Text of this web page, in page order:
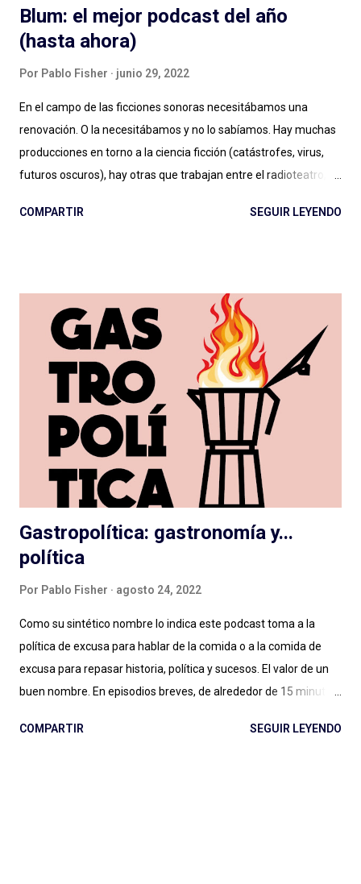
Blum: el mejor podcast del año
(hasta ahora)
Por Pablo Fisher junio 29, 2022
En el campo de las ficciones sonoras necesitábamos una
renovación. O la necesitábamos y no lo sabíamos. Hay muchas
producciones en torno a la ciencia ficción (catástrofes, virus,
futuros oscuros), hay otras que trabajan entre el radioteatro, el
una por una, se puede decir sencillamente que hay dos grandes
dirección de actuaciones e interpretaciones a la altura de
tamaña producción; y las que, con presupuesto o no, deben
cortar lazos aún con el vetusto radioteatro, nos entregan
actuaciones exageradas, guiones flojos y se escuchan desde el
vamos sin dirección clara: como resultado cuesta escucharlas y
pensamos que la ficción no es para nosotrxs ... Algún día
deberemos sentarnos a hablar seriamente del rol de dirección
en el podcast , que vale para cualquier g...
COMPARTIR SEGUIR LEYENDO
Gastropolítica: gastronomía y...
política
Por Pablo Fisher agosto 24, 2022
Como su sintético nombre lo indica este podcast toma a la
política de excusa para hablar de la comida o a la comida de
excusa para repasar historia, política y sucesos. El valor de un
buen nombre. En episodios breves, de alrededor de 15 minutos,
Historia, con música amena y audios de archivo al paso para
COMPARTIR SEGUIR LEYENDO